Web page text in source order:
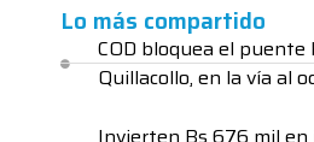
Lo más compartido
COD bloquea el
Quillacollo, en la vía al